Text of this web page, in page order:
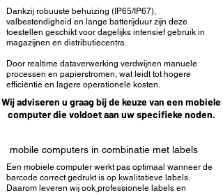
Dankzij robuuste behuizing (IP65/IP67),
valbestendigheid en lange batterijduur zijn deze
toestellen geschikt voor dagelijks intensief gebruik in
magazijnen en distributiecentra.
Door realtime dataverwerking verdwijnen manuele
processen en papierstromen, wat leidt tot hogere
efficiëntie en lagere operationele kosten.
Wijadviseren u graag bij de keuze van een mobiele
computer die voldoet aan uw specifieke noden.
mobile computers in combinatie met labels
Een mobiele computer werkt pas optimaal wanneer de
barcode correct gedrukt is op kwalitatieve labels.
Daarom leveren wij ook professionele labels en